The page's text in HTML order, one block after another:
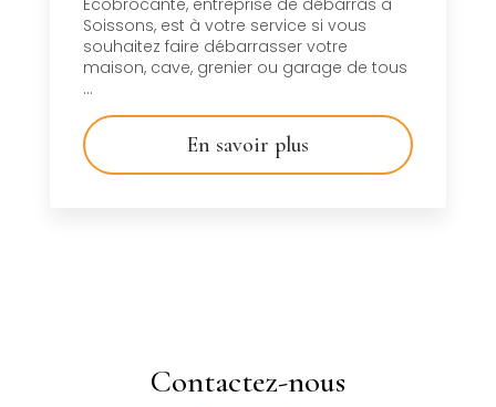
Ecobrocante, entreprise de débarras à
Soissons, est à votre service si vous
souhaitez faire débarrasser votre
maison, cave, grenier ou garage de tous
...
En savoir plus
Contactez-nous